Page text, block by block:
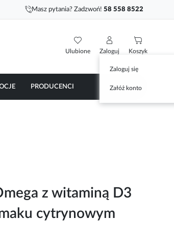
Masz pytania? Zadzwoń! 58 558 8522
Ulubione
Zaloguj
Zaloguj się
Załóż konto
Koszyk
PRODUCENCI
z witaminą D3
cytrynowym